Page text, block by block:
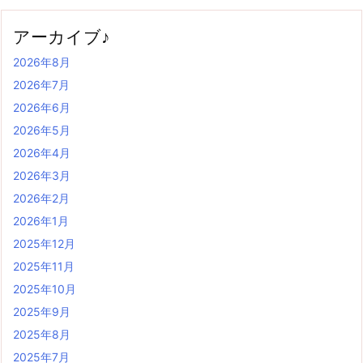
アーカイブ♪
2026年8月
2026年7月
2026年6月
2026年5月
2026年4月
2026年3月
2026年2月
2026年1月
2025年12月
2025年11月
2025年10月
2025年9月
2025年8月
2025年7月